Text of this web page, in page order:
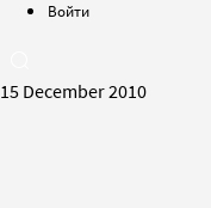
Войти
15 December 2010